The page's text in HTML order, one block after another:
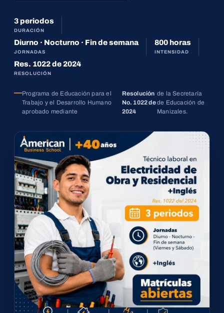
3 periodos
DURACIÓN
Diurno · Nocturno · Fin de semana
JORNADAS
800 horas
INTENSIDAD
Res. 1022 de 2024
RESOLUCIÓN
Programa de Educación para el
Trabajo y el Desarrollo Humano
aprobado mediante
Resolución
No. 1022 de
2024
de la Secretaría
de Educación de
Manizales.